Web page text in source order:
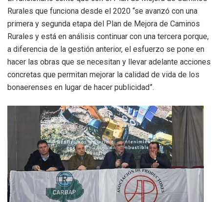
Rurales que funciona desde el 2020 “se avanzó con una
primera y segunda etapa del Plan de Mejora de Caminos
Rurales y está en análisis continuar con una tercera porque,
a diferencia de la gestión anterior, el esfuerzo se pone en
hacer las obras que se necesitan y llevar adelante acciones
concretas que permitan mejorar la calidad de vida de los
bonaerenses en lugar de hacer publicidad”.